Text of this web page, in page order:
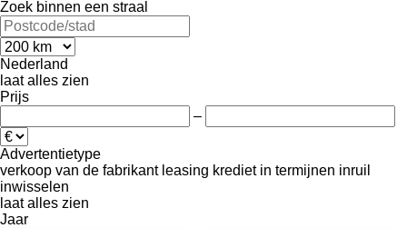
Zoek binnen een straal
Nederland
laat alles zien
Prijs
–
Advertentietype
verkoop van de fabrikant leasing krediet in termijnen inruil
inwisselen
laat alles zien
Jaar